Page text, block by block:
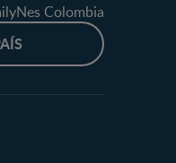
Colombia